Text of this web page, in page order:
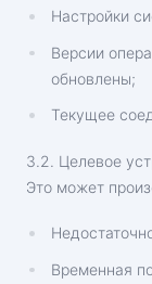
Настройки
Версии
обновлены;
Текущее
3.2. Целевое
Это может
Временная